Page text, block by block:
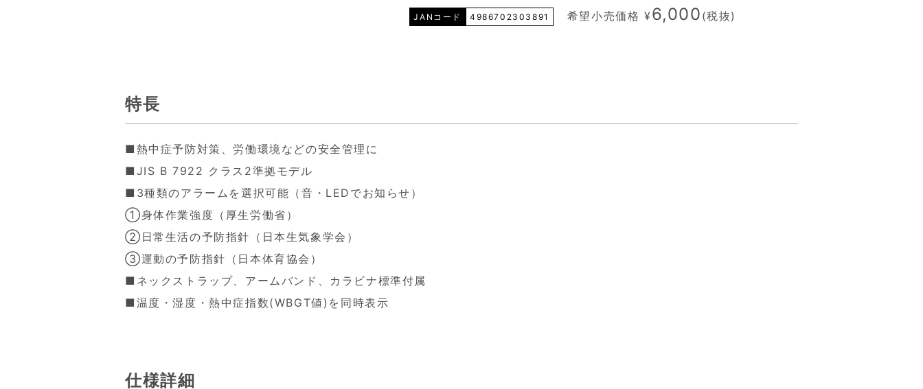
JANコード 4986702303891 希望小売価格 ¥6,000 (税抜)
特長
■熱中症予防対策、労働環境などの安全管理に
■JIS B 7922 クラス2準拠モデル
■3種類のアラームを選択可能（音・LEDでお知らせ）
①身体作業強度（厚生労働省）
②日常生活の予防指針（日本生気象学会）
③運動の予防指針（日本体育協会）
■ネックストラップ、アームバンド、カラビナ標準付属
■温度・湿度・熱中症指数(WBGT値)を同時表示
仕様詳細